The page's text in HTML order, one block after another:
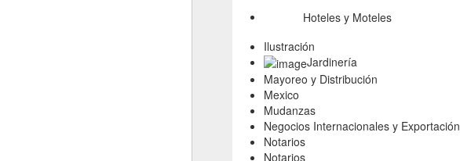
Hoteles y Moteles
Ilustración
Jardinería
Mayoreo y Distribución
Mexico
Mudanzas
Negocios Internacionales y Exportación
Notarios
Notarios